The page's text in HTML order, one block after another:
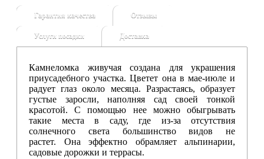
Гарантия качества Отзывы
Услуги посадки Доставка
Камнеломка живучая создана для украшения
приусадебного участка. Цветет она в мае-июле и
радует глаз около месяца. Разрастаясь, образует
густые заросли, наполняя сад своей тонкой
красотой. С помощью нее можно обыгрывать
такие места в саду, где из-за отсутствия
солнечного света большинство видов не
растет. Она эффектно обрамляет альпинарии,
садовые дорожки и террасы.